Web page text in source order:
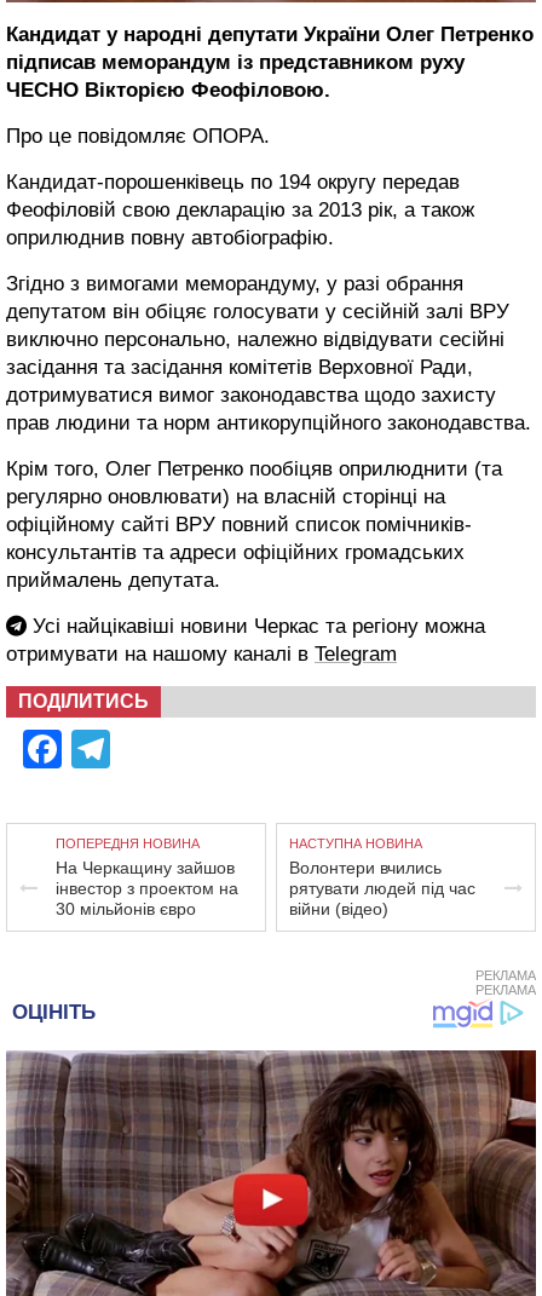
Кандидат у народні депутати України Олег Петренко
підписав меморандум із представником руху
ЧЕСНО Вікторією Феофіловою.
Про це повідомляє ОПОРА.
Кандидат-порошенківець по 194 округу передав
Феофіловій свою декларацію за 2013 рік, а також
оприлюднив повну автобіографію.
Згідно з вимогами меморандуму, у разі обрання
депутатом він обіцяє голосувати у сесійній залі ВРУ
виключно персонально, належно відвідувати сесійні
засідання та засідання комітетів Верховної Ради,
дотримуватися вимог законодавства щодо захисту
прав людини та норм антикорупційного законодавства.
Крім того, Олег Петренко пообіцяв оприлюднити (та
регулярно оновлювати) на власній сторінці на
офіційному сайті ВРУ повний список помічників-
консультантів та адреси офіційних громадських
приймалень депутата.
Усі найцікавіші новини Черкас та регіону можна
отримувати на нашому каналі в Telegram
ПОДІЛИТИСЬ
Facebook
ПОПЕРЕДНЯ НОВИНА
На Черкащину зайшов
інвестор з проектом на
30 мільйонів євро
НАСТУПНА НОВИНА
Волонтери вчились
рятувати людей під час
війни (відео)
РЕКЛАМА
РЕКЛАМА